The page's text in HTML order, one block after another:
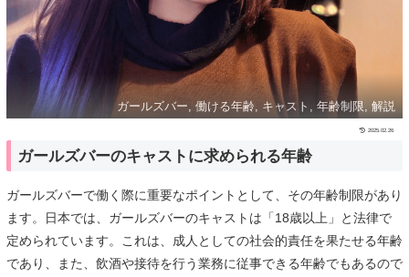
ガールズバー, 働ける年齢, キャスト, 年齢制限, 解説
2025.02.26
ガールズバーのキャストに求められる年齢
ガールズバーで働く際に重要なポイントとして、その年齢制限があり
ます。日本では、ガールズバーのキャストは「18歳以上」と法律で
定められています。これは、成人としての社会的責任を果たせる年齢
であり、また、飲酒や接待を行う業務に従事できる年齢でもあるので